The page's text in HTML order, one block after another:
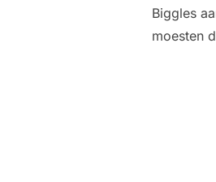
Biggles
moesten